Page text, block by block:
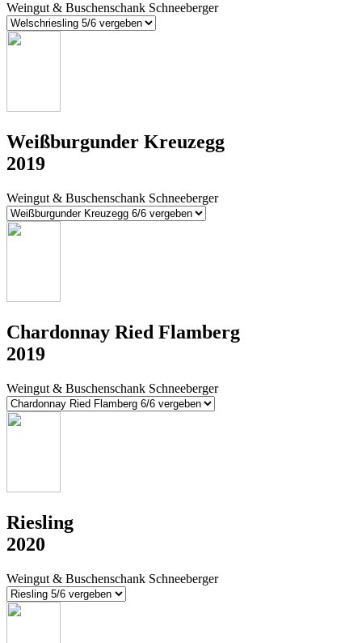
Weingut & Buschenschank Schneeberger
Weißburgunder Kreuzegg
2019
Weingut & Buschenschank Schneeberger
Chardonnay Ried Flamberg
2019
Weingut & Buschenschank Schneeberger
Riesling
2020
Weingut & Buschenschank Schneeberger